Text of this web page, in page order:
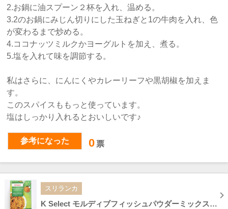
2.お鍋に油スプーン２杯を入れ、温める。
3.2のお鍋にみじん切りにした玉ねぎと1の牛肉を入れ、色
が変わるまで炒める。
4.ココナッツミルクかヨーグルトを加え、煮る。
5.塩を入れて味を調節する。
私はさらに、にんにくやカレーリーフや黒胡椒を加えま
す。
このスパイスももっと使っています。
塩はしっかり入れるとおいしいです♪
参考になった 0 票
スリランカ
K Select モルディブフィッシュパウダーミックス 鰹節 MALDIVEFISH POWDER MIX